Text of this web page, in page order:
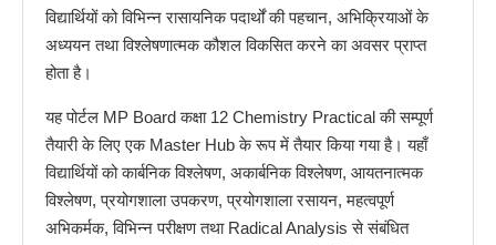
विद्यार्थियों को विभिन्न रासायनिक पदार्थों की पहचान, अभिक्रियाओं के
अध्ययन तथा विश्लेषणात्मक कौशल विकसित करने का अवसर प्राप्त
होता है।
यह पोर्टल MP Board कक्षा 12 Chemistry Practical की सम्पूर्ण
तैयारी के लिए एक Master Hub के रूप में तैयार किया गया है। यहाँ
विद्यार्थियों को कार्बनिक विश्लेषण, अकार्बनिक विश्लेषण, आयतनात्मक
विश्लेषण, प्रयोगशाला उपकरण, प्रयोगशाला रसायन, महत्वपूर्ण
अभिकर्मक, विभिन्न परीक्षण तथा Radical Analysis से संबंधित